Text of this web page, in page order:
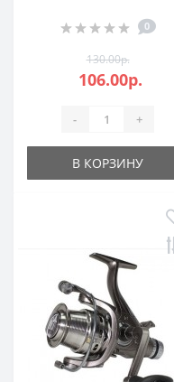
0
130.00р.
106.00р.
- +
В КОРЗИНУ